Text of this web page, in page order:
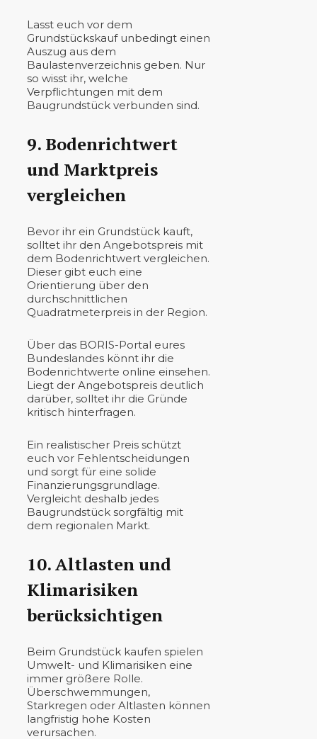
Lasst euch vor dem
Grundstückskauf unbedingt einen
Auszug aus dem
Baulastenverzeichnis geben. Nur
so wisst ihr, welche
Verpflichtungen mit dem
Baugrundstück verbunden sind.
9. Bodenrichtwert
und Marktpreis
vergleichen
Bevor ihr ein Grundstück kauft,
solltet ihr den Angebotspreis mit
dem Bodenrichtwert vergleichen.
Dieser gibt euch eine
Orientierung über den
durchschnittlichen
Quadratmeterpreis in der Region.
Über das BORIS-Portal eures
Bundeslandes könnt ihr die
Bodenrichtwerte online einsehen.
Liegt der Angebotspreis deutlich
darüber, solltet ihr die Gründe
kritisch hinterfragen.
Ein realistischer Preis schützt
euch vor Fehlentscheidungen
und sorgt für eine solide
Finanzierungsgrundlage.
Vergleicht deshalb jedes
Baugrundstück sorgfältig mit
dem regionalen Markt.
10. Altlasten und
Klimarisiken
berücksichtigen
Beim Grundstück kaufen spielen
Umwelt- und Klimarisiken eine
immer größere Rolle.
Überschwemmungen,
Starkregen oder Altlasten können
langfristig hohe Kosten
verursachen.